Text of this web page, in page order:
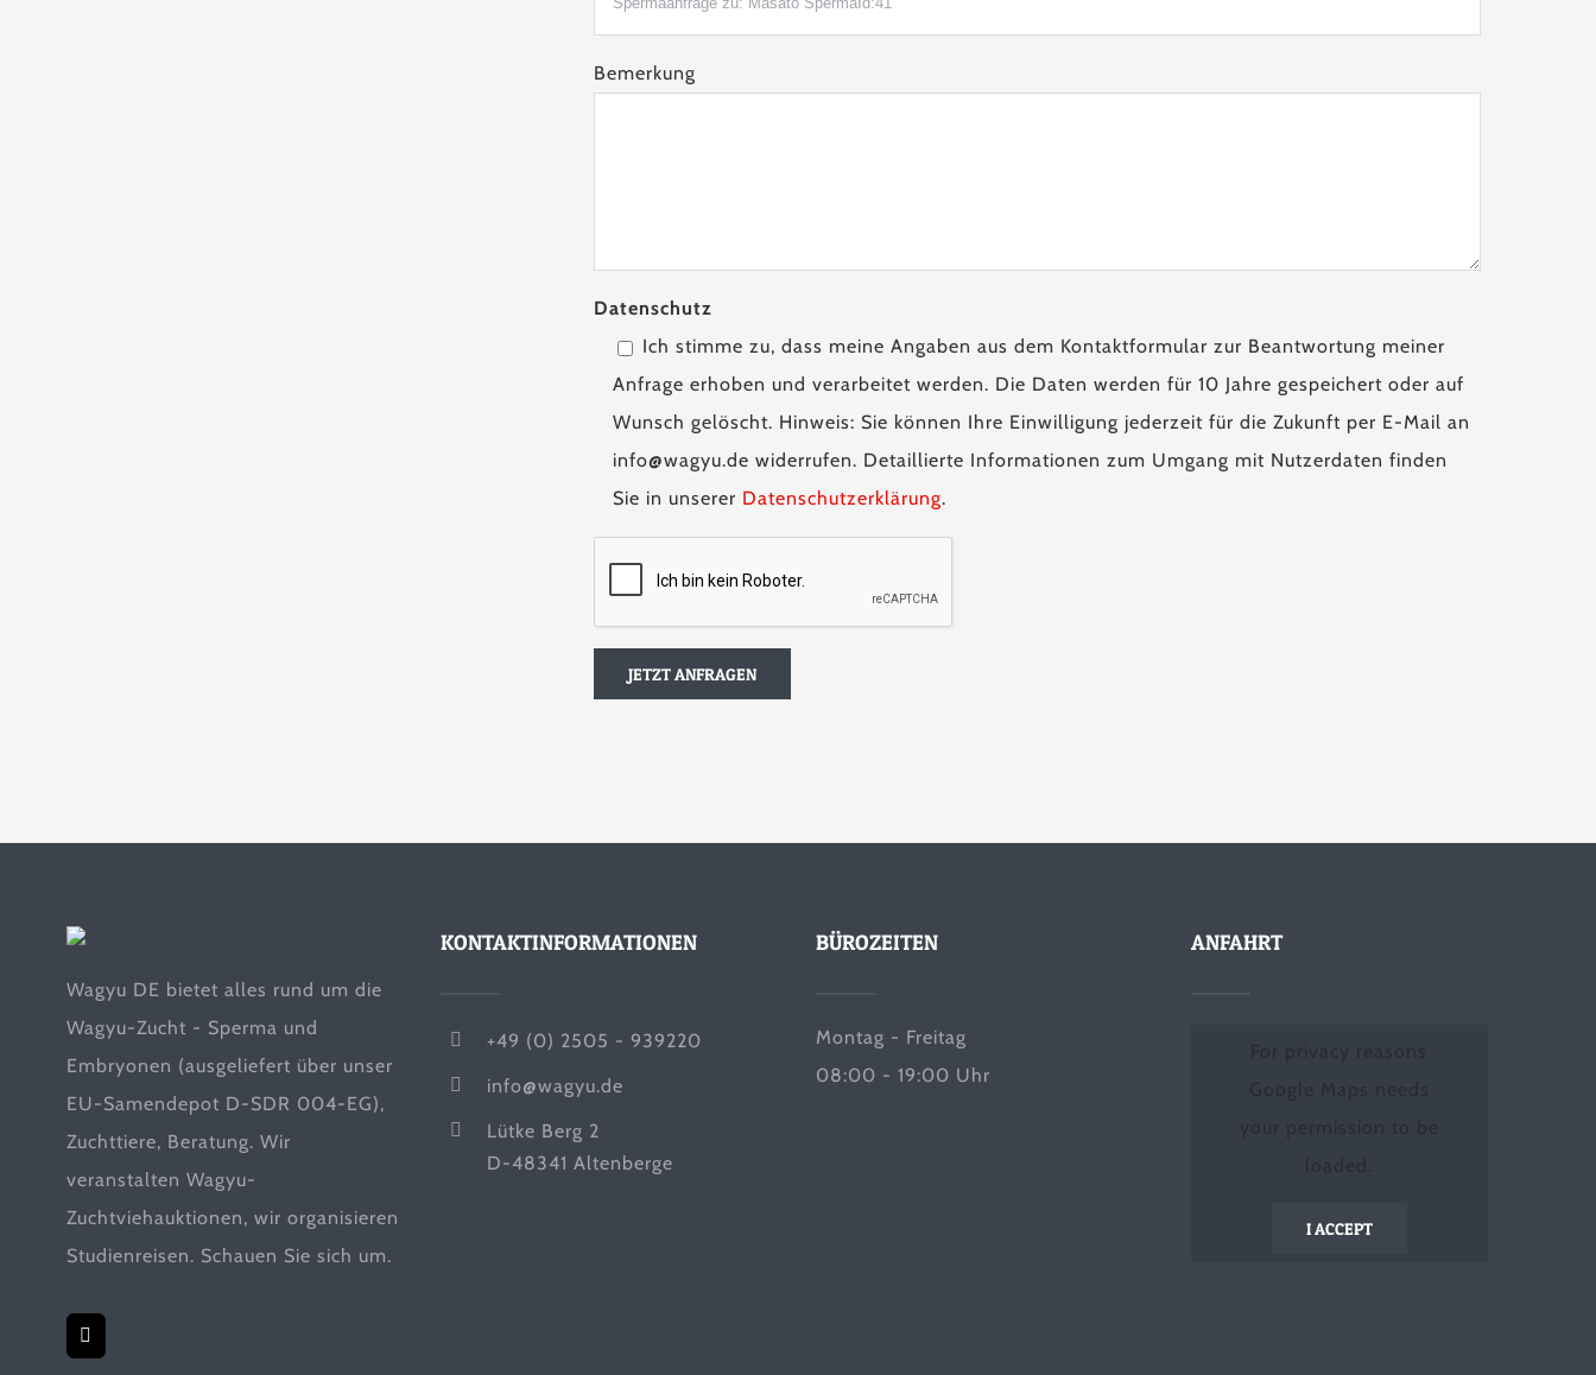
Bemerkung
Datenschutz
Ich stimme zu, dass meine Angaben aus dem Kontaktformular zur Beantwortung meiner
Anfrage erhoben und verarbeitet werden. Die Daten werden für 10 Jahre gespeichert oder auf
Wunsch gelöscht. Hinweis: Sie können Ihre Einwilligung jederzeit für die Zukunft per E-Mail an
info@wagyu.de widerrufen. Detaillierte Informationen zum Umgang mit Nutzerdaten finden
Sie in unserer Datenschutzerklärung.
Wagyu DE bietet alles rund um die
Wagyu-Zucht - Sperma und
Embryonen (ausgeliefert über unser
EU-Samendepot D-SDR 004-EG),
Zuchttiere, Beratung. Wir
veranstalten Wagyu-
Zuchtviehauktionen, wir organisieren
Studienreisen. Schauen Sie sich um.
KONTAKTINFORMATIONEN
+49 (0) 2505 - 939220
info@wagyu.de
Lütke Berg 2
D-48341 Altenberge
BÜROZEITEN
Montag - Freitag
08:00 - 19:00 Uhr
ANFAHRT
I ACCEPT